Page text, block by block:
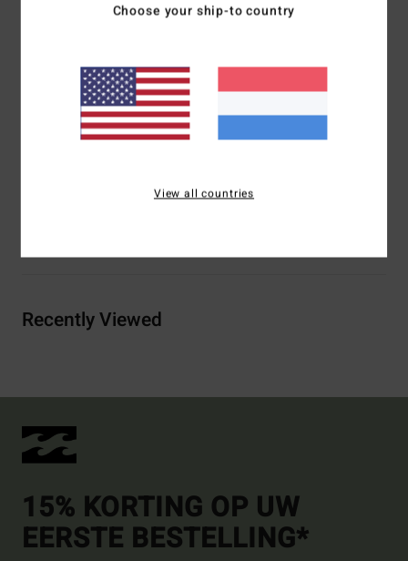
Ronde hals
Mouwen:korte mouwen
Branding:Zacht aanvoelende zeefdruk
Thermisch klevend label in de nek
Label in de zijnaad
Recently Viewed
15% KORTING OP UW
EERSTE BESTELLING*
Choose your ship-to country
View all countries